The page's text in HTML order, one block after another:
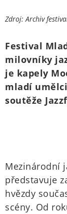
Zdroj: Archiv
Festival
milovníky
je kapely
mladí
soutěže
Mezinárodní
představuje
hvězdy
scény. Od